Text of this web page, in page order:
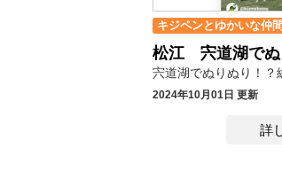
宍道湖でぬりぬり！？
2024年10月01日 更新
詳
キジペンとゆかいな仲